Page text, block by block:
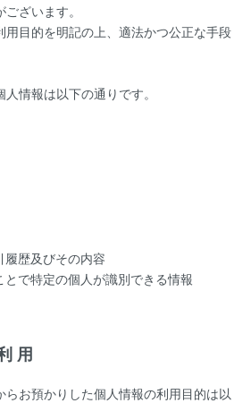
ざいます。
用目的を明記の上、適法かつ公正な手段
情報は以下の通りです。
歴及びその内容
で特定の個人が識別できる情報
用
らお預かりした個人情報の利用目的は以